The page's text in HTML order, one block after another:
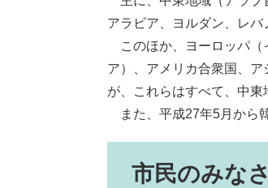
アラビア、ヨルダン、レバ
このほか、ヨーロッパ（
ア）、アメリカ合衆国、
が、これらはすべて、中東
また、平成27年5月から
市民のみな